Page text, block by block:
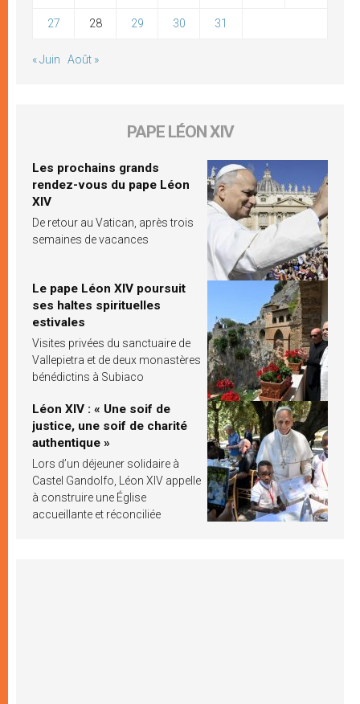
27 28 29 30 31
« Juin Août »
PAPE LÉON XIV
Les prochains grands
rendez-vous du pape Léon
XIV
De retour au Vatican, après trois
semaines de vacances
Le pape Léon XIV poursuit
ses haltes spirituelles
estivales
Visites privées du sanctuaire de
Vallepietra et de deux monastères
bénédictins à Subiaco
Léon XIV : « Une soif de
justice, une soif de charité
authentique »
Lors d’un déjeuner solidaire à
Castel Gandolfo, Léon XIV appelle
à construire une Église
accueillante et réconciliée